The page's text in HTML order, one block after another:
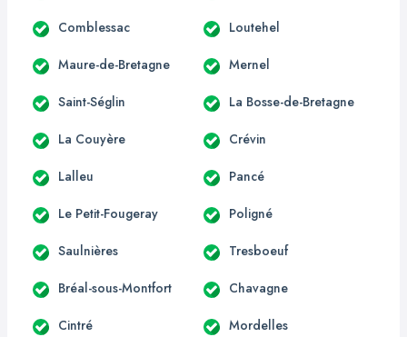
Comblessac Loutehel
Maure-de-Bretagne Mernel
Saint-Séglin La Bosse-de-Bretagne
La Couyère Crévin
Lalleu Pancé
Le Petit-Fougeray Poligné
Saulnières Tresboeuf
Bréal-sous-Montfort Chavagne
Cintré Mordelles